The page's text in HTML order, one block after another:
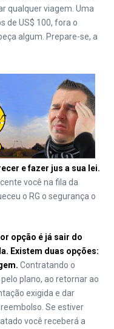
qualquer viagem. Uma
de US$ 100, fora o
algum. Prepare-se, a
e fazer jus a sua lei.
você na fila da
o RG o segurança o
opção é já sair do
Existem duas opções:
Contratando o
plano, ao retornar ao
exigida e dar
Se estiver
você receberá a